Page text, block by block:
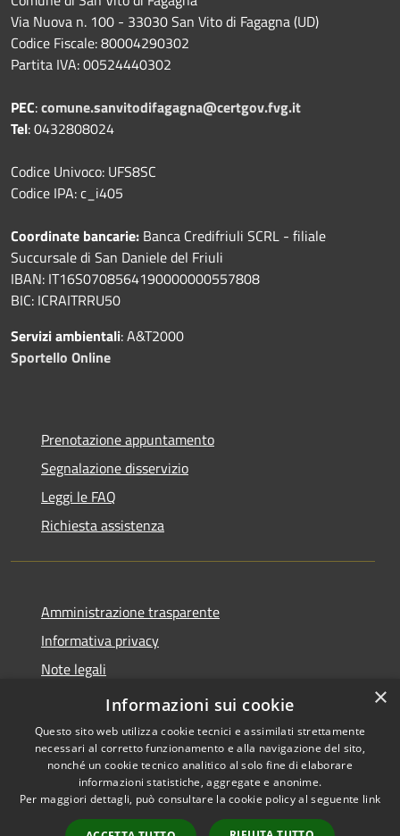
Via Nuova n. 100 - 33030 San Vito di Fagagna (UD)
Codice Fiscale: 80004290302
Partita IVA: 00524440302
PEC:comune.sanvitodifagagna@certgov.fvg.it
Tel: 0432808024
Codice Univoco: UFS8SC
Codice IPA: c_i405
Coordinate bancarie: Banca Credifriuli SCRL - filiale
Succursale di San Daniele del Friuli
IBAN: IT16S0708564190000000557808
BIC: ICRAITRRU50
Servizi ambientali: A&T2000
Sportello Online
Prenotazione appuntamento
Segnalazione disservizio
Leggi le FAQ
Richiesta assistenza
Amministrazione trasparente
Informativa privacy
Note legali
Dichiarazione di accessibilità
Accessibilità
Copyright © 2026 • Comune di
San Vito di Fagagna • Powered
byMunicipium Accesso
×
Informazioni sui cookie
Questo sito web utilizza cookie tecnici e assimilati strettamente
necessari al corretto funzionamento e alla navigazione del sito,
nonché un cookie tecnico analitico al solo fine di elaborare
informazioni statistiche, aggregate e anonime.
Per maggiori dettagli, può consultare la cookie policy al seguente link